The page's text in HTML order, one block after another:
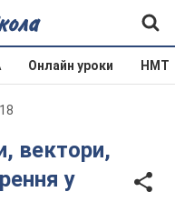
Онлайн уроки НМТ
у